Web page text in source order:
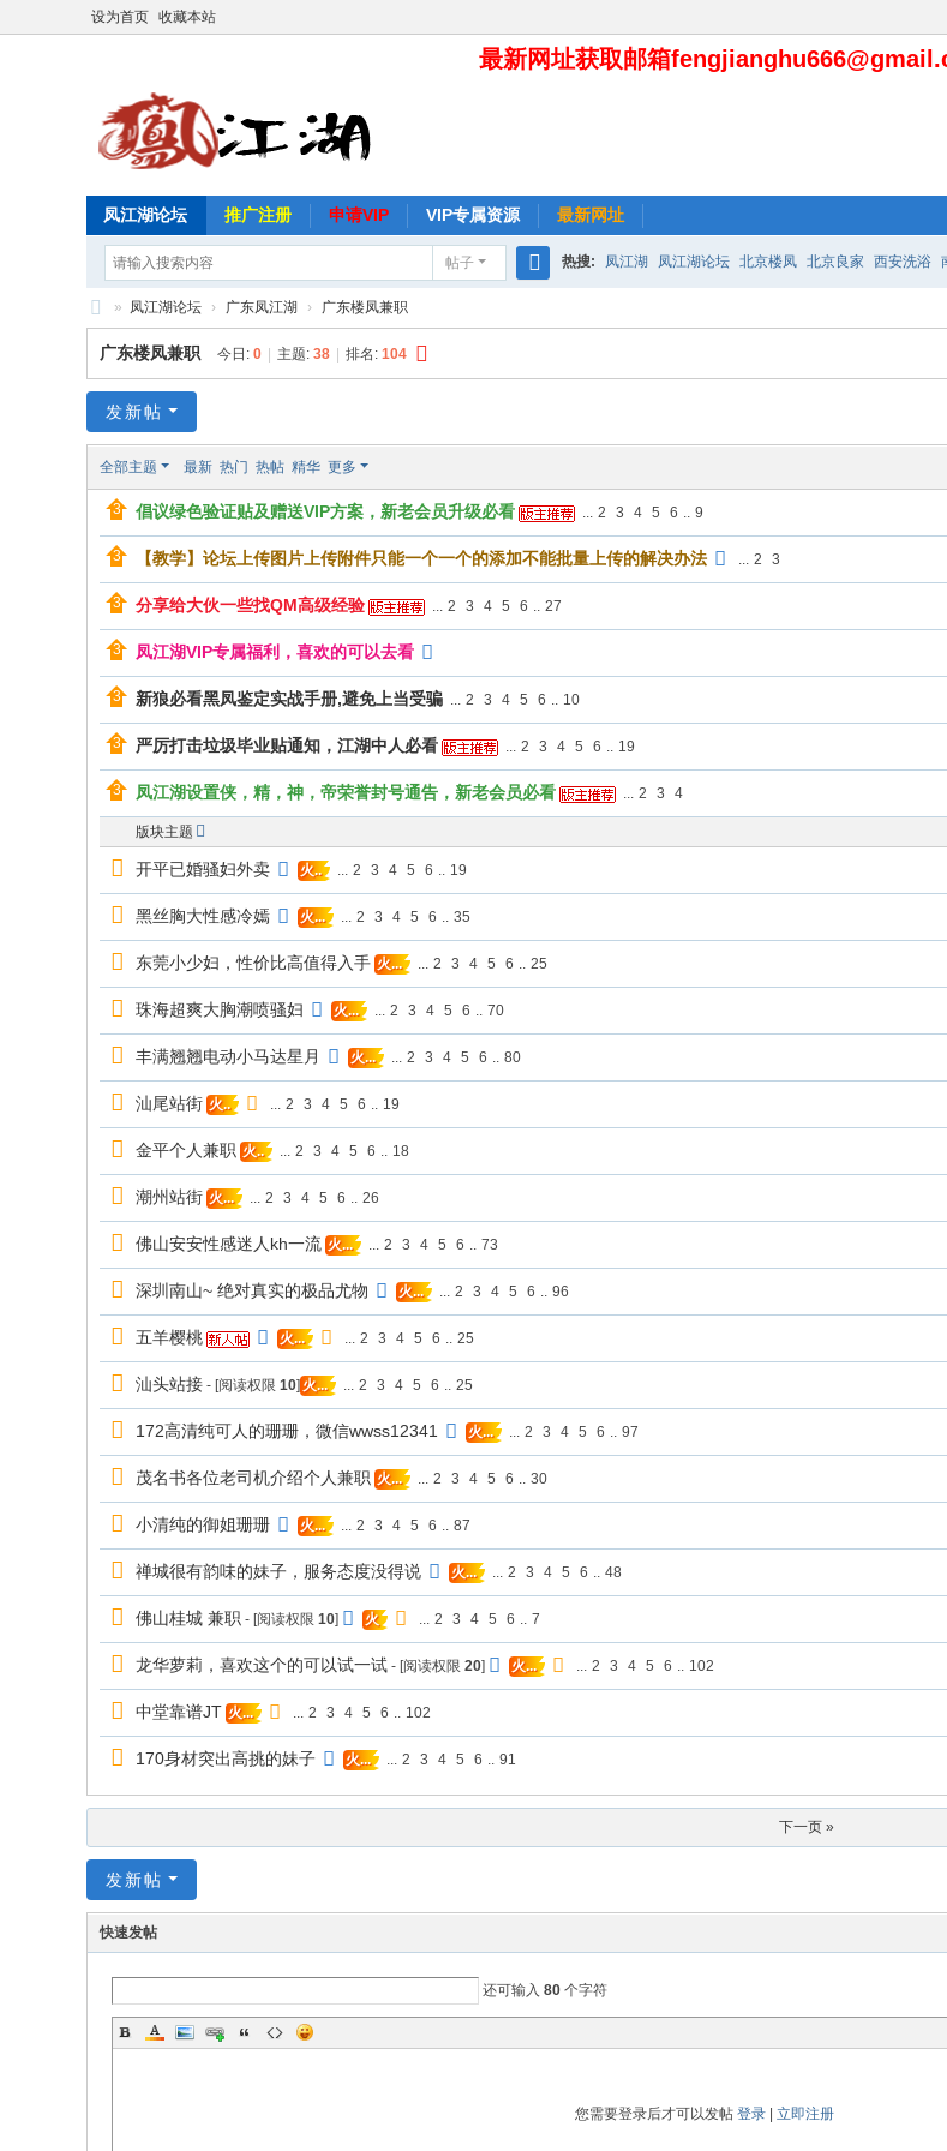
设为首页 收藏本站
最新网址获取邮箱
凤江湖论坛 推广注册 申请VIP VIP专属资源 最新网址
帖子
索
热搜: 凤江湖 凤江湖论坛 北京楼凤 北京良家 西安洗浴
凤
江
论
» 凤江湖论坛 › 广东凤江湖 › 广东楼凤兼职
广东楼凤兼职 今日: 0 主题: 38 排名: 104
发新帖
全部主题 最新 热门 热帖 精华 更多
倡议绿色验证贴及赠送VIP方案，新老会员升级必看 ... 2 3 4 5 6 .. 9
【教学】论坛上传图片上传附件只能一个一个的添加不能批量上传的解决办法 ... 2 3
分享给大伙一些找QM高级经验 ... 2 3 4 5 6 .. 27
凤江湖VIP专属福利，喜欢的可以去看
新狼必看黑凤鉴定实战手册,避免上当受骗 ... 2 3 4 5 6 .. 10
严厉打击垃圾毕业贴通知，江湖中人必看 ... 2 3 4 5 6 .. 19
凤江湖设置侠，精，神，帝荣誉封号通告，新老会员必看 ... 2 3 4
版块主题
开平已婚骚妇外卖 火.. ... 2 3 4 5 6 .. 19
黑丝胸大性感冷嫣 火... ... 2 3 4 5 6 .. 35
东莞小少妇，性价比高值得入手 火... ... 2 3 4 5 6 .. 25
珠海超爽大胸潮喷骚妇 火... ... 2 3 4 5 6 .. 70
丰满翘翘电动小马达星月 火... ... 2 3 4 5 6 .. 80
汕尾站街 火.. ... 2 3 4 5 6 .. 19
金平个人兼职 火.. ... 2 3 4 5 6 .. 18
潮州站街 火... ... 2 3 4 5 6 .. 26
佛山安安性感迷人kh一流 火... ... 2 3 4 5 6 .. 73
深圳南山~ 绝对真实的极品尤物 火... ... 2 3 4 5 6 .. 96
五羊樱桃 火... ... 2 3 4 5 6 .. 25
汕头站接 - [阅读权限 10] 火... ... 2 3 4 5 6 .. 25
172高清纯可人的珊珊，微信wwss12341 火... ... 2 3 4 5 6 .. 97
茂名书各位老司机介绍个人兼职 火... ... 2 3 4 5 6 .. 30
小清纯的御姐珊珊 火... ... 2 3 4 5 6 .. 87
禅城很有韵味的妹子，服务态度没得说 火... ... 2 3 4 5 6 .. 48
佛山桂城 兼职 - [阅读权限 10] 火 ... 2 3 4 5 6 .. 7
龙华萝莉，喜欢这个的可以试一试 - [阅读权限 20] 火... ... 2 3 4 5 6 .. 102
中堂靠谱JT 火... ... 2 3 4 5 6 .. 102
170身材突出高挑的妹子 火... ... 2 3 4 5 6 .. 91
下一页 »
发新帖
快速发帖
还可输入 80 个字符
您需要登录后才可以发帖 登录 立即注册